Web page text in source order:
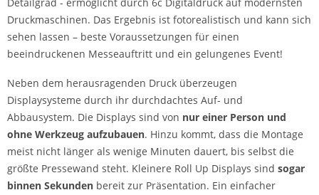
Druckmaschinen. Das Ergebnis ist fotorealistisch und kann sich
sehen lassen – beste Voraussetzungen für einen
beeindruckenen Messeauftritt und ein gelungenes Event!
Neben dem herausragenden Druck überzeugen
Displaysysteme durch ihr durchdachtes Auf- und
Abbausystem. Die Displays sind von nur einer Person und
ohne Werkzeug aufzubauen. Hinzu kommt, dass die Montage
meist nicht länger als wenige Minuten dauert, bis selbst die
größte Pressewand steht. Kleinere Roll Up Displays sind sogar
binnen Sekunden bereit zur Präsentation. Ein einfacher